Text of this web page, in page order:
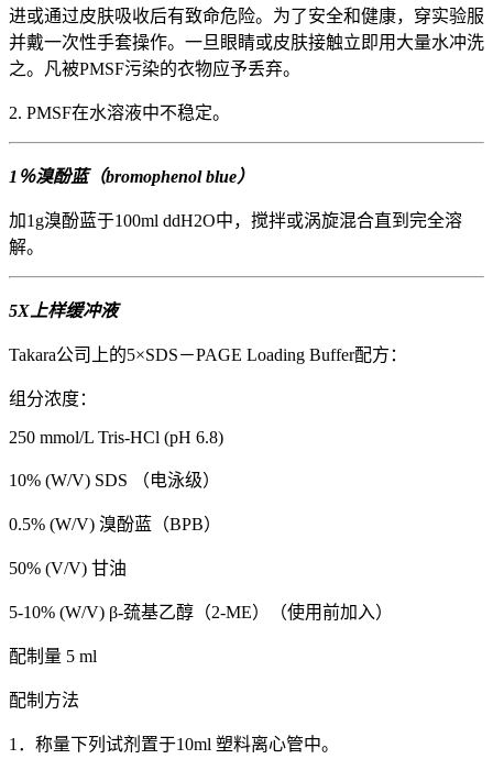
进或通过皮肤吸收后有致命危险。为了安全和健康，穿实验服
并戴一次性手套操作。一旦眼睛或皮肤接触立即用大量水冲洗
之。凡被PMSF污染的衣物应予丢弃。
2. PMSF在水溶液中不稳定。
1％溴酚蓝（bromophenol blue）
加1g溴酚蓝于100ml ddH2O中，搅拌或涡旋混合直到完全溶
解。
5X上样缓冲液
Takara公司上的5×SDS－PAGE Loading Buffer配方：
组分浓度：
250 mmol/L Tris-HCl (pH 6.8)
10% (W/V) SDS （电泳级）
0.5% (W/V) 溴酚蓝（BPB）
50% (V/V) 甘油
5-10% (W/V) β-巯基乙醇（2-ME）（使用前加入）
配制量 5 ml
配制方法
1．称量下列试剂置于10ml 塑料离心管中。